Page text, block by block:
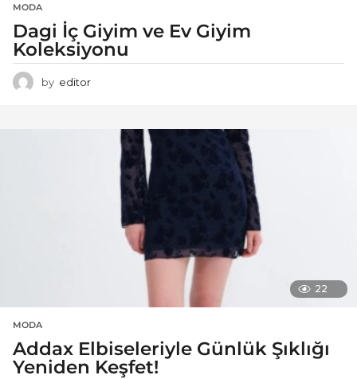
MODA
Dagi İç Giyim ve Ev Giyim
Koleksiyonu
by editor
22
MODA
Addax Elbiseleriyle Günlük Şıklığı
Yeniden Keşfet!